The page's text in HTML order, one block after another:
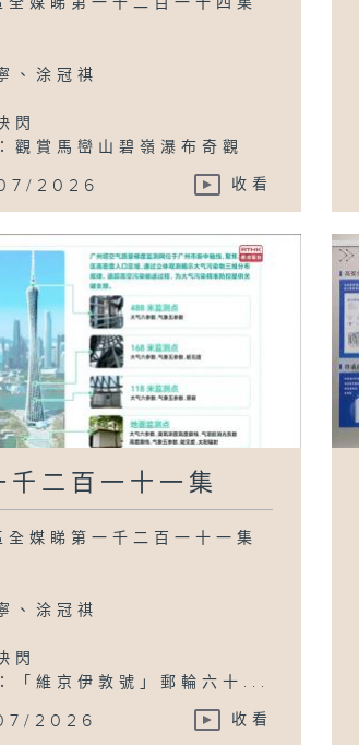
、涂冠祺
閃
觀賞馬巒山碧嶺瀑布奇觀
2026 收看
千二百一十一集
全媒睇第一千二百一十一集
、涂冠祺
閃
「維京伊敦號」郵輪六十...
2026 收看